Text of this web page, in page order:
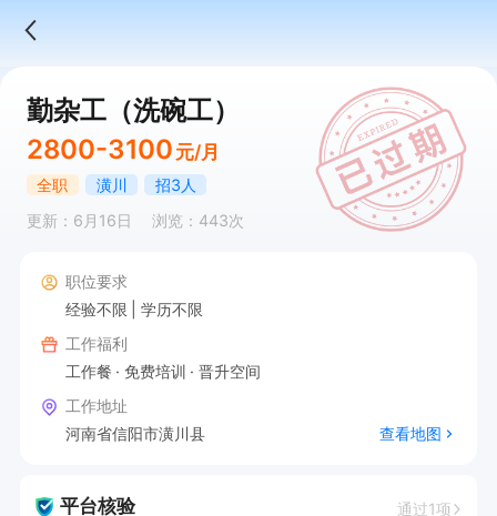
勤杂工（洗碗工）
2800-3100 元/月
全职 潢川
招3人
更新：6月16日
浏览：443次
职位要求
经验不限
学历不限
工作福利
工作餐
免费培训
晋升空间
工作地址
河南省信阳市潢川县
查看地图
平台核验 通过1项